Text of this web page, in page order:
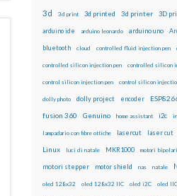
3d 3d print 3d printed 3d printer 3D
arduino ide arduino leonardo arduino uno
bluetooth cloud controlled fluid injection pen
controlled silicon injection pen controlled silicon
control silicon injection pen control silicon
dolly photo dolly project encoder
fusion 360 Genuino home assistant i2c
lampadario con fibre ottiche lasercut laser cut
Linux luci di natale MKR1000 motori bipolari
motori stepper motor shield nas natale
oled 128x32 oled 128x32 IIC oled i2C oled IIC